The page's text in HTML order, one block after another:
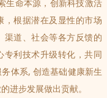
命本源，创新科技激活
，根据潜在及显性的市场
渠道、社会等各方反馈的
专利技术升级转化，共同
体系, 创造基础健康新生
进步发展做出贡献。